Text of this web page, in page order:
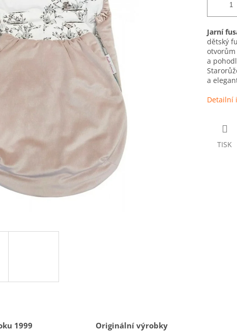
Jarní
dětský
a
a
Detailní
TISK
1999 Originální výrobky